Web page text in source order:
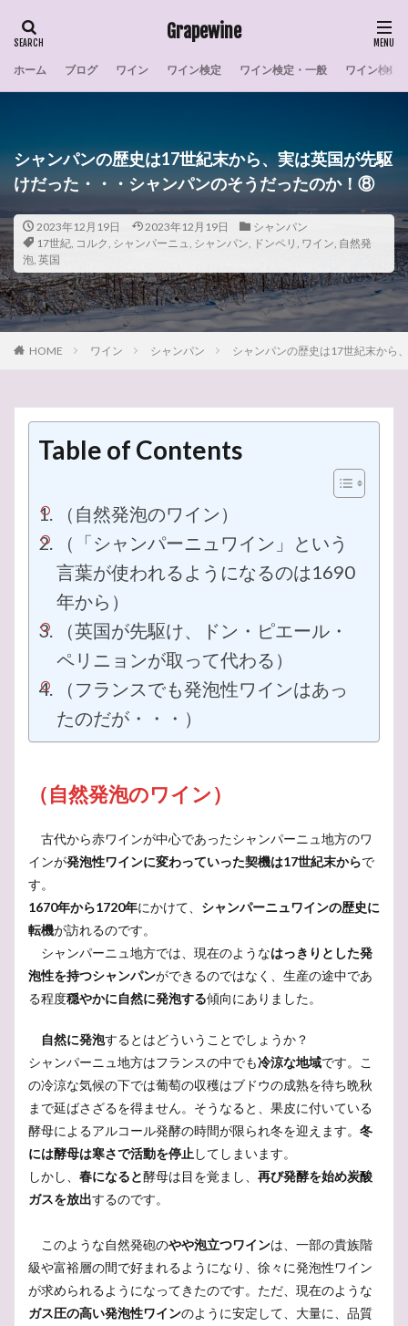
Grapewine
ホーム ブログ ワイン ワイン検定 ワイン検定・一般 ワイン検定
シャンパンの歴史は17世紀末から、実は英国が先駆
けだった・・・シャンパンのそうだったのか！⑧
2023年12月19日 2023年12月19日
シャンパン
17世紀, コルク, シャンパーニュ, シャンパン, ドンペリ , ワイン, 自然発
泡, 英国
HOME ワイン シャンパン シャンパンの歴史は17世紀末から
Table of Contents
（自然発泡のワイン）
（「シャンパーニュワイン」という
言葉が使われるようになるのは1690
年から）
（英国が先駆け、ドン・ピエール・
ペリニョンが取って代わる）
（フランスでも発泡性ワインはあっ
たのだが・・・）
（自然発泡のワイン）
古代から赤ワインが中心であったシャンパーニュ地方のワ
インが発泡性ワインに変わっていった契機は17世紀末からで
す。
1670年から1720年にかけて、 シャンパーニュワインの歴史に
転機が訪れるのです。
シャンパーニュ地方では、現在のようなはっきりとした発
泡性を持つシャンパンができるのではなく、生産の途中であ
る程度穏やかに自然に発泡する傾向にありました。
自然に発泡するとはどういうことでしょうか？
シャンパーニュ地方はフランスの中でも冷涼な地域です。こ
の冷涼な気候の下では葡萄の収穫はブドウの成熟を待ち晩秋
まで延ばさざるを得ません。そうなると、果皮に付いている
酵母によるアルコール発酵の時間が限られ冬を迎えます。 冬
には酵母は寒さで活動を停止 してしまいます。
しかし、 春になると酵母は目を覚まし、 再び発酵を始め炭酸
ガスを放出するのです。
このような自然発砲のやや泡立つワインは、一部の貴族階
級や富裕層の間で好まれるようになり、徐々に発泡性ワイン
が求められるようになってきたのです。ただ、現在のような
ガス圧の高い発泡性ワインのように安定して、大量に、品質
タグ
宣伝
採算 実施 宝塚
安倍川餅
安倍川もち
太陽光発電
戴冠式
操作
天ぷら 月 栽培実態
格付け
柿
東京電力 木曽路 月下美人
最古
政治家
暴動 早生まれ 日本料理
日本
料理
数 教会 天使 大聖堂
梟
ワインの選び方
世界の産地
ワイン選び
ワイン産地
ワイン検定
ロゼ
ローマ ローヌ 二日酔い
売電
受験
受検
収支 動瓶 勉強方法
健康
栽培面積 植物 ルミアージュ
親戚
買取
講習会 講習 誕生日
試験
解禁日
英国
花言葉 花 自然発泡
費用
赤ワイン
美人 難しい
香り
首振りフクロウ
風味 電気料金
電気使用量
電気代
防災 起源
選ぶ
選び方 違い 過去問
辛口
産地
王のワイン 特級
横浜市
横浜 模擬試験 由来
発泡
素敵
節電 秋 破裂 白ブドウ
研究
石部屋
石灰
白亜紀
ローズ・ラベル ルイナール
17世紀
サークル
ジャクソン
シャインマスカット
サルスベリ
コルトンルージュ
しゃぶしゃぶ
コルク
コツ
コート・デ・ブラン
クロード・モエ
クレイエル
シャタリザシオン
シャプタリザシオン
クリスマス
シルバー
ゼクト
スマートハイムでんき
スペイン
スプマンテ
スパークリングワイン
スパークリング
シャンパンメゾン
シャンパンの父
シャンパン
シャンパーニュ委員会
シャンパーニュ
ジャン・レミ・モエ
シャルドネ
クレアヴァレー
クイズ
そうだったのか 5文どり
grapewine